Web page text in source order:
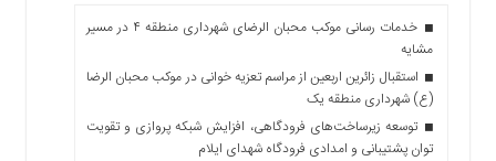
خدمات رسانی موکب محبان الرضای شهرداری منطقه ۴ در مسیر
مشایه
استقبال زائرین اربعین از مراسم تعزیه خوانی در موکب محبان الرضا
(ع) شهرداری منطقه یک
توسعه زیرساخت‌های فرودگاهی، افزایش شبکه پروازی و تقویت
توان پشتیبانی و امدادی فرودگاه شهدای ایلام